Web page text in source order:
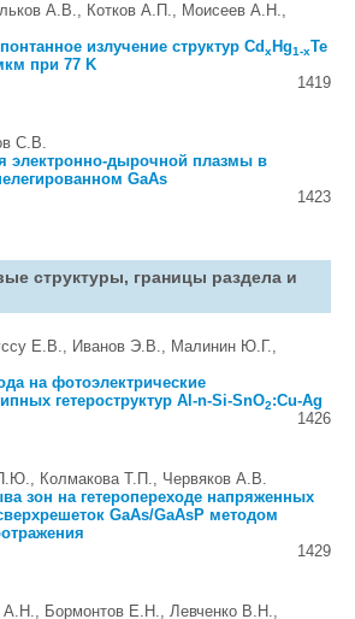
А.В., Котков А.П., Моисеев А.Н.,
излучение структур Cdx Hg1-xTe
при 77 K
1419
С.В.
электронно-дырочной плазмы в
GaAs
1423
структуры, границы раздела и
Е.В., Иванов Э.В., Малинин Ю.Г.,
на фотоэлектрические
гетероструктур Al-n-Si-SnO2:Cu-Ag
1426
Колмакова Т.П., Червяков А.В.
зон на гетеропереходе напряженных
GaAs/GaAsP методом
1429
Бормонтов Е.Н., Левченко В.Н.,